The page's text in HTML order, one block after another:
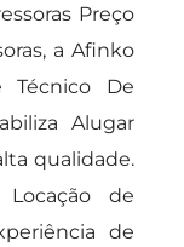
Preço
a Afinko
Técnico De
Alugar
qualidade.
de
de